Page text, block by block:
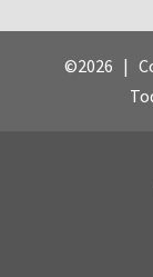
©2026 |